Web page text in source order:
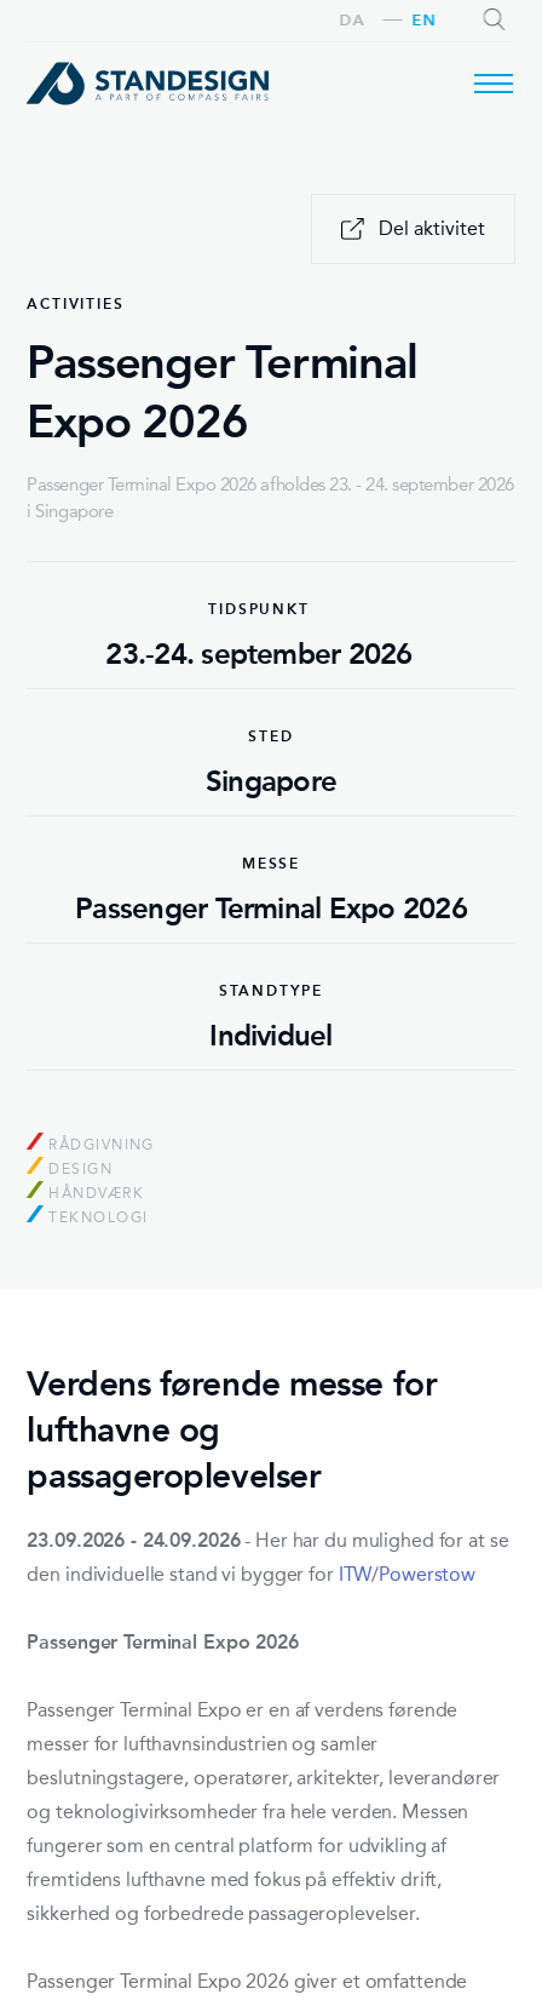
DA EN
ACTIVITIES
Passenger Terminal
Expo 2026
Passenger Terminal Expo 2026 afholdes 23. - 24. september 2026
i Singapore
Del aktivitet
TIDSPUNKT
23.-24. september 2026
STED
Singapore
MESSE
Passenger Terminal Expo 2026
STANDTYPE
Individuel
RÅDGIVNING
DESIGN
HÅNDVÆRK
TEKNOLOGI
Verdens førende messe for
lufthavne og
passageroplevelser
23.09.2026 - 24.09.2026- Her har du mulighed for at se
den individuelle stand vi bygger for ITW/Powerstow
Passenger Terminal Expo 2026
Passenger Terminal Expo er en af verdens førende
messer for lufthavnsindustrien og samler
beslutningstagere, operatører, arkitekter, leverandører
og teknologivirksomheder fra hele verden. Messen
fungerer som en central platform for udvikling af
fremtidens lufthavne med fokus på effektiv drift,
sikkerhed og forbedrede passageroplevelser.
Passenger Terminal Expo 2026 giver et omfattende